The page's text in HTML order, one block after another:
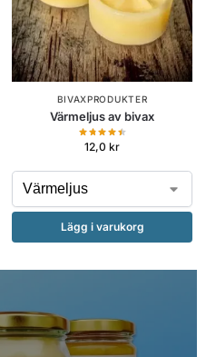
BIVAXPRODUKTER
Värmeljus av bivax
12,0 kr
Lägg i varukorg